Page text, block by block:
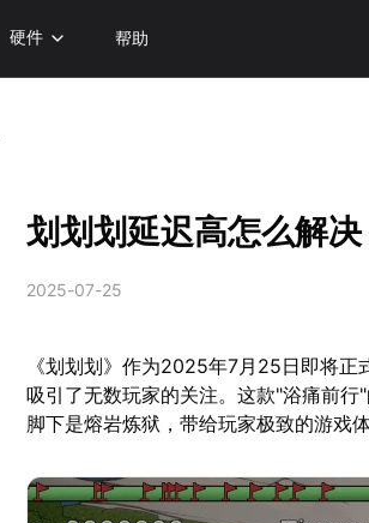
硬件 帮助
划划划延迟高怎么解决
2025-07-25
《划划划》作为2025年7月25日即将
吸引了无数玩家的关注。这款"浴痛前行
脚下是熔岩炼狱，带给玩家极致的游戏体